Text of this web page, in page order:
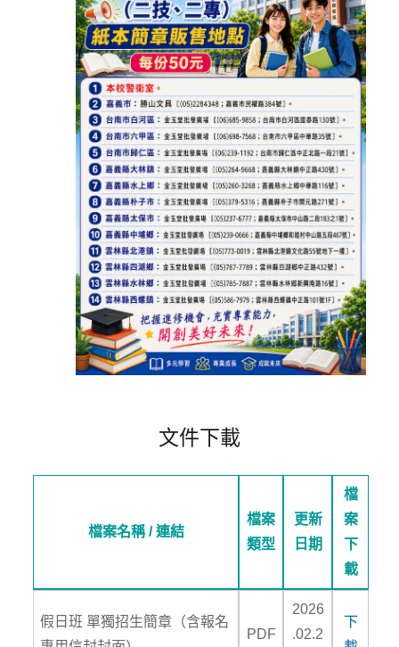
文件下載
檔案名稱 / 連結
檔案
類型
更新
日期
檔
案
下
載
假日班 單獨招生簡章（含報名
PDF
2026
.02.2
下